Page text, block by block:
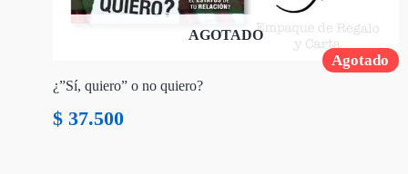
Agotado
AGOTADO
¿”Sí, quiero” o no quiero?
$ 37.500